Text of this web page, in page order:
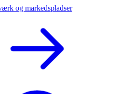
og markedspladser